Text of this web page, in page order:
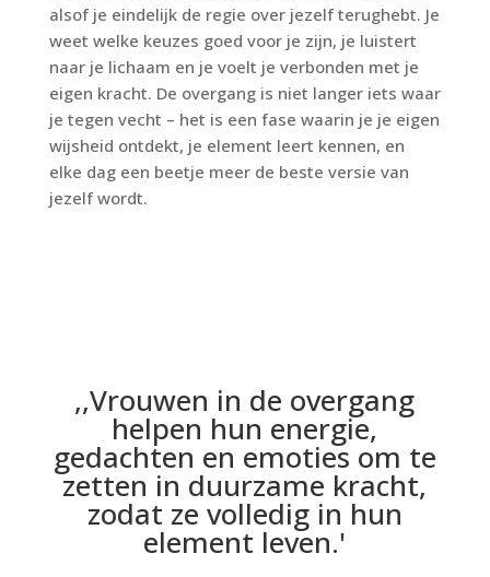
alsof je eindelijk de regie over jezelf terughebt. Je
weet welke keuzes goed voor je zijn, je luistert
naar je lichaam en je voelt je verbonden met je
eigen kracht. De overgang is niet langer iets waar
je tegen vecht – het is een fase waarin je je eigen
wijsheid ontdekt, je element leert kennen, en
elke dag een beetje meer de beste versie van
jezelf wordt.
,,Vrouwen in de overgang
helpen hun energie,
gedachten en emoties om te
zetten in duurzame kracht,
zodat ze volledig in hun
element leven.'